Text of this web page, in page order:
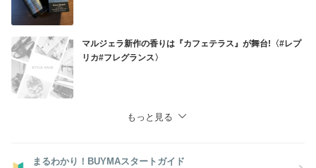
マルジェラ新作の香りは『カフェテラス』が舞台!〈#レプ
リカ#フレグランス〉
もっと見る
まるわかり！BUYMAスタートガイド